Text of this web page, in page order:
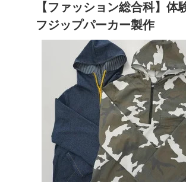
【ファッション総合科】体
フジップパーカー製作